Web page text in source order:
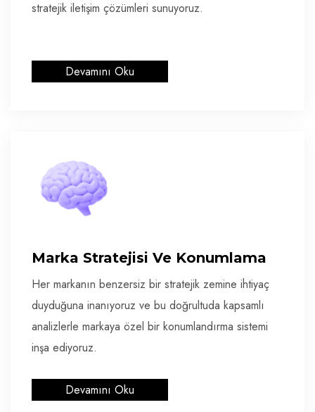
stratejik iletişim çözümleri sunuyoruz.
Devamını Oku
Marka Stratejisi Ve Konumlama
Her markanın benzersiz bir stratejik zemine ihtiyaç
duyduğuna inanıyoruz ve bu doğrultuda kapsamlı
analizlerle markaya özel bir konumlandırma sistemi
inşa ediyoruz.
Devamını Oku